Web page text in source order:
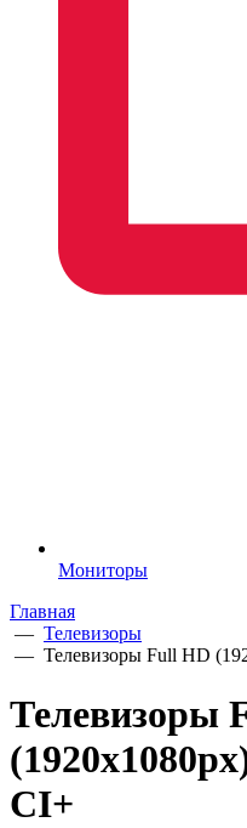
Мониторы
Главная
— Телевизоры
— Телевизоры Full HD
Телевизоры
CI+